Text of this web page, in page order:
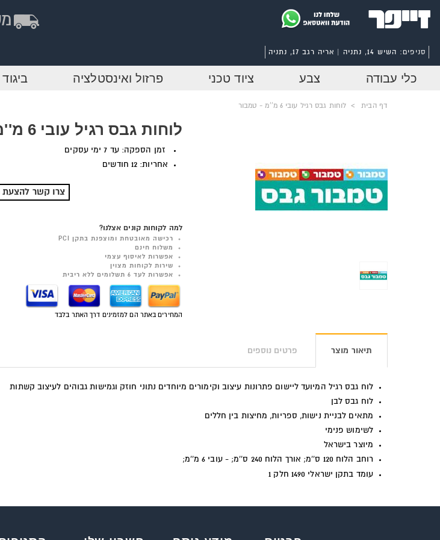
סניפים: השיש 14, נתניה | אריה רגב 17, נתניה
כלי עבודה צבע ציוד טכני פרזול ואינסטלציה
דף הבית > לוחות גבס רגיל עובי 6 מ''מ - טמבור
לוחות גבס רגיל עובי 6 מ''מ - טמבור
זמן הספקה: עד 7 ימי עסקים
אחריות: 12 חודשים
צרו קשר להצעת
למה לקוחות קונים אצלנו?
רכישה מאובטחת ומוצפנת בתקן PCI
משלוח חינם
אפשרות לאיסוף עצמי
שירות לקוחות מצוין
אפשרות לעד 6 תשלומים ללא ריבית
המחירים באתר הם למזמינים דרך האתר בלבד
תיאור מוצר פרטים נוספים
לוח גבס רגיל המיועד ליישום פתרונות עיצוב וקימורים מיוחדים נתוני חוזק וגמישות גבוהים לעיצוב קשתות
לוח גבס לבן
מתאים לבניית נישות, ספריות, מחיצות בין חללים
לשימוש פנימי
מיוצר בישראל
רוחב הלוח 120 ס''מ;
אורך הלוח 240 ס''מ; - עובי 6 מ''מ;
עומד בתקן ישראלי 1490 חלק 1